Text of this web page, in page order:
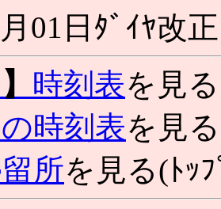
01日ﾀﾞｲﾔ改正
時刻表を見る
時刻表を見る
所を見る(ﾄｯ